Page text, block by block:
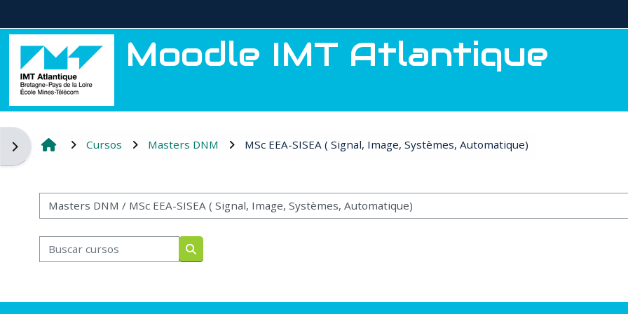
Moodle IMT Atlantique
Abrir cajón de bloques
Cursos Masters DNM MSc EEA-SISEA ( Signal, Image, Systèmes, Automatique)
Categorías
Buscar cursos